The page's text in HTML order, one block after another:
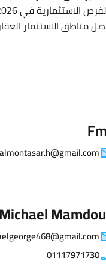
مناطق الاستثمار
almontasar.h@gmail.com
Michael
01117971730